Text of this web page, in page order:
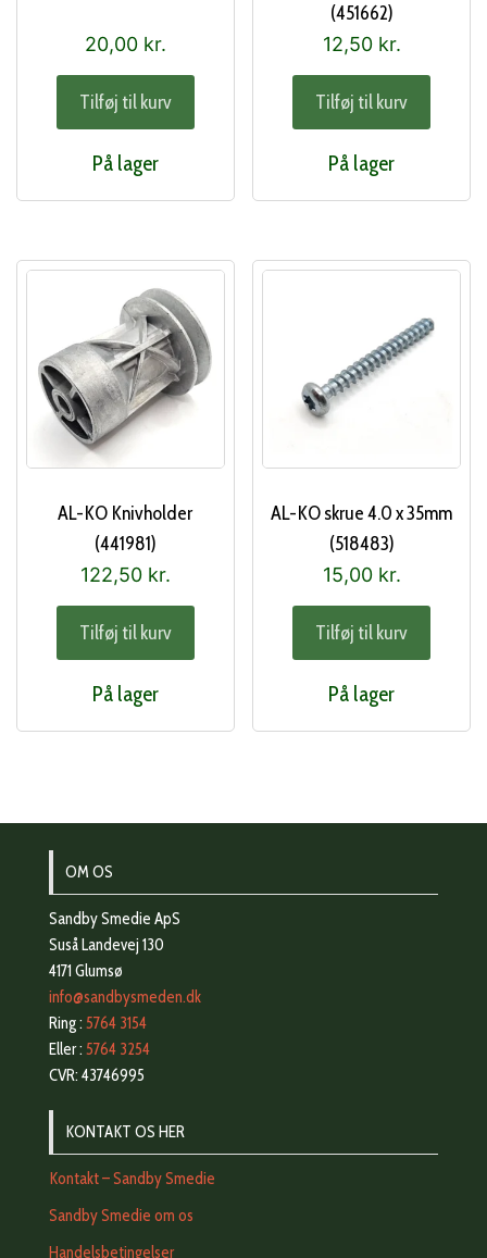
20,00 kr.
Tilføj til kurv
På lager
(451662)
12,50 kr.
Tilføj til kurv
På lager
AL-KO Knivholder
(441981)
122,50 kr.
Tilføj til kurv
På lager
AL-KO skrue 4.0 x 35mm
(518483)
15,00 kr.
Tilføj til kurv
På lager
OM OS
Sandby Smedie ApS
Suså Landevej 130
4171 Glumsø
info@sandbysmeden.dk
Ring : 5764 3154
Eller : 5764 3254
CVR: 43746995
KONTAKT OS HER
Kontakt – Sandby Smedie
Sandby Smedie om os
Handelsbetingelser